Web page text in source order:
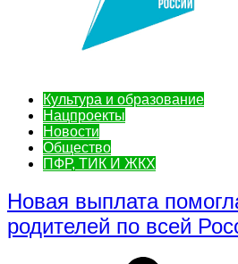
Культура и образование
Нацпроекты
Новости
Общество
ПФР, ТИК И ЖКХ
Новая выплата
родителей по всей